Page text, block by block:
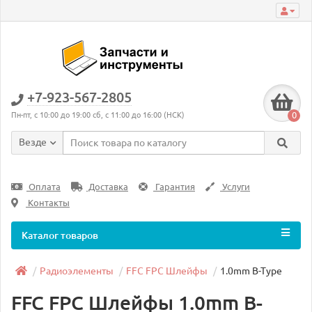
+7-923-567-2805
Пн-пт, с 10:00 до 19:00 сб, с 11:00 до 16:00 (НСК) 0
Везде
Оплата Доставка Гарантия
Услуги
Контакты
Каталог товаров
Радиоэлементы FFC FPC Шлейфы 1.0mm B-Type
FFC FPC Шлейфы 1.0mm B-